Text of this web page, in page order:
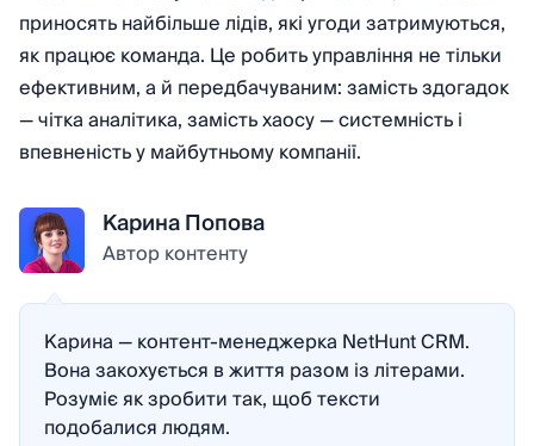
приносять найбільше лідів, які угоди затримуються,
як працює команда. Це робить управління не тільки
ефективним, а й передбачуваним: замість здогадок
— чітка аналітика, замість хаосу — системність і
впевненість у майбутньому компанії.
Карина Попова
Автор контенту
Карина — контент-менеджерка NetHunt CRM.
Вона закохується в життя разом із літерами.
Розуміє як зробити так, щоб тексти
подобалися людям.